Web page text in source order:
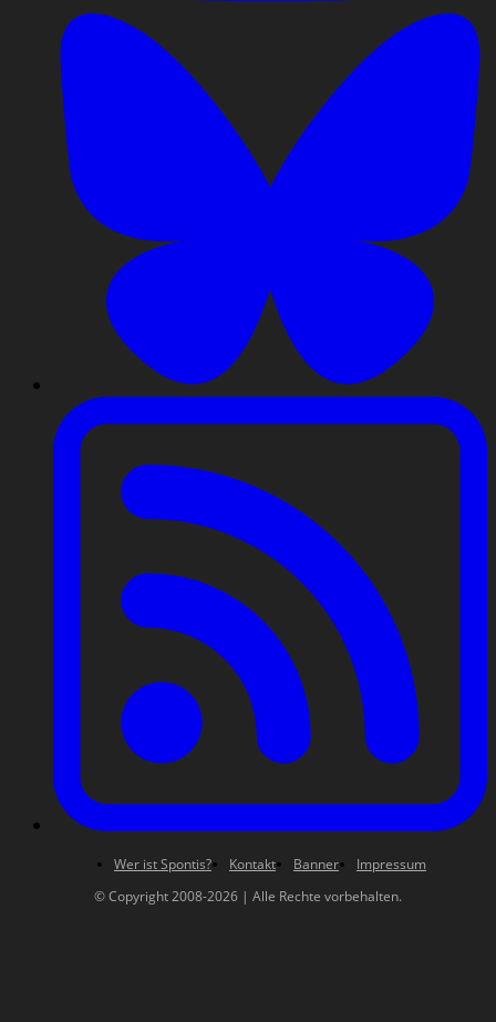
Wer ist Spontis? Kontakt Banner
Impressum
© Copyright 2008-2026 | Alle Rechte vorbehalten.